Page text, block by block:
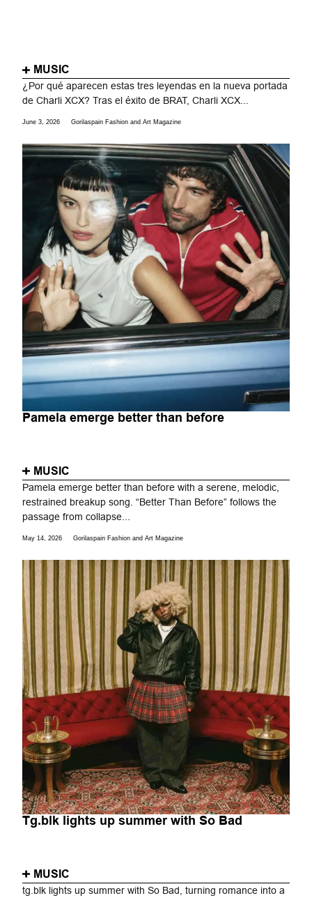
MUSIC
¿Por qué aparecen estas tres leyendas en la nueva portada
de Charli XCX? Tras el éxito de BRAT, Charli XCX...
June 3, 2026 Gorilaspain Fashion and Art Magazine
Pamela emerge better than before
MUSIC
Pamela emerge better than before with a serene, melodic,
restrained breakup song. “Better Than Before” follows the
passage from collapse...
May 14, 2026 Gorilaspain Fashion and Art Magazine
Tg.blk lights up summer with So Bad
MUSIC
tg.blk lights up summer with So Bad, turning romance into a